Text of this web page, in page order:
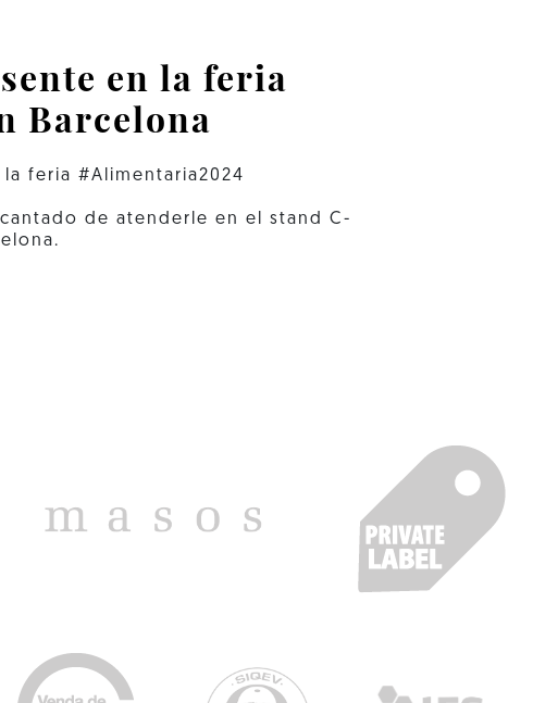
en la feria
Barcelona
feria #Alimentaria2024
de atenderle en el stand C-